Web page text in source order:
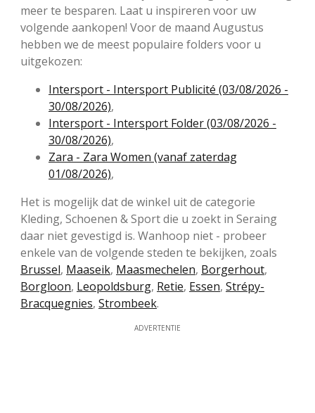
meer te besparen. Laat u inspireren voor uw
volgende aankopen! Voor de maand Augustus
hebben we de meest populaire folders voor u
uitgekozen:
Intersport - Intersport Publicité (03/08/2026 -
30/08/2026),
Intersport - Intersport Folder (03/08/2026 -
30/08/2026),
Zara - Zara Women (vanaf zaterdag
01/08/2026),
Het is mogelijk dat de winkel uit de categorie
Kleding, Schoenen & Sport die u zoekt in Seraing
daar niet gevestigd is. Wanhoop niet - probeer
enkele van de volgende steden te bekijken, zoals
Brussel, Maaseik, Maasmechelen, Borgerhout,
Borgloon, Leopoldsburg, Retie, Essen, Strépy-
Bracquegnies, Strombeek.
ADVERTENTIE